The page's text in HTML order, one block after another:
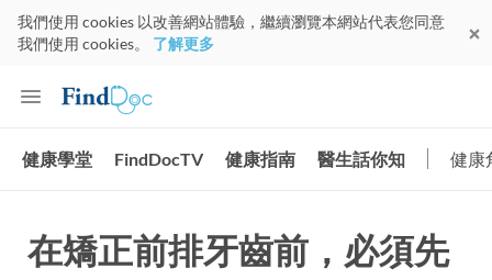
我們使用 cookies 以改善網站體驗，繼續瀏覽本網站代表您同意
我們使用 cookies。 了解更多
健康學堂 FindDocTV 健康指南 醫生話你知 健康
在矯正前排牙齒前，必須先